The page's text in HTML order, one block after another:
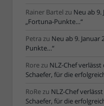
Rainer Bartel zu Neu ab 9.
„Fortuna-Punkte…“
Petra zu Neu ab 9. Januar
Punkte…“
Rore zu NLZ-Chef
Schaefer, für die
RoRe zu NLZ-Chef
Schaefer, für die